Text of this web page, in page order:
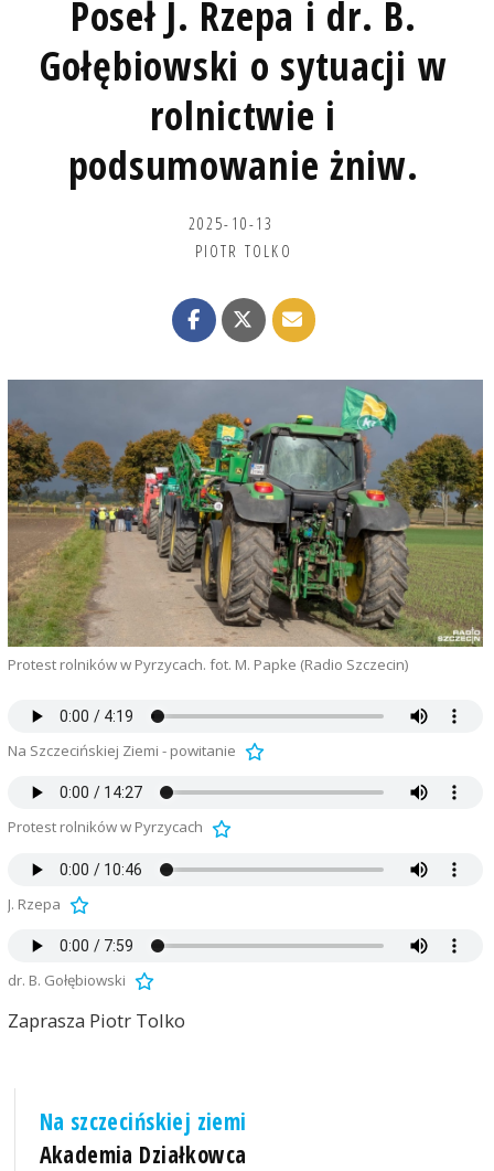
Poseł J. Rzepa i dr. B.
Gołębiowski o sytuacji w
rolnictwie i
podsumowanie żniw.
2025-10-13
PIOTR TOLKO
Protest rolników w Pyrzycach. fot. M. Papke (Radio Szczecin)
Na Szczecińskiej Ziemi - powitanie
Protest rolników w Pyrzycach
J. Rzepa
dr. B. Gołębiowski
Zaprasza Piotr Tolko
Na szczecińskiej ziemi
Akademia Działkowca